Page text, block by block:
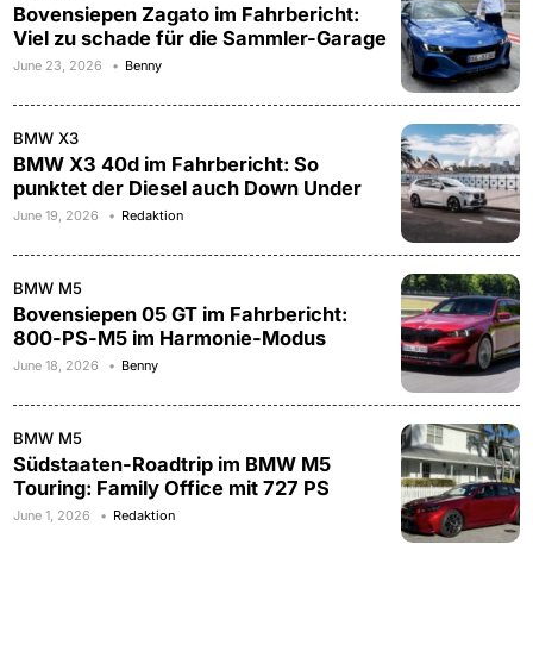
Bovensiepen Zagato im Fahrbericht:
Viel zu schade für die Sammler-Garage
June 23, 2026 Benny
BMW X3
BMW X3 40d im Fahrbericht: So
punktet der Diesel auch Down Under
June 19, 2026 Redaktion
BMW M5
Bovensiepen 05 GT im Fahrbericht:
800-PS-M5 im Harmonie-Modus
June 18, 2026 Benny
BMW M5
Südstaaten-Roadtrip im BMW M5
Touring: Family Office mit 727 PS
June 1, 2026 Redaktion